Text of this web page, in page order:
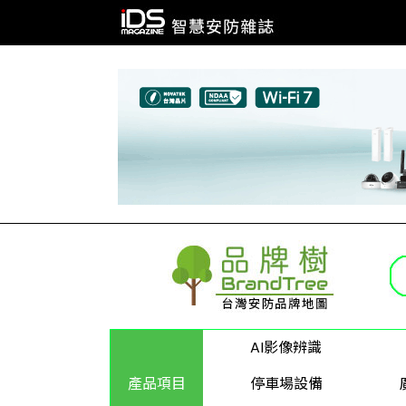
產品項目
AI影像辨識
停車場設備